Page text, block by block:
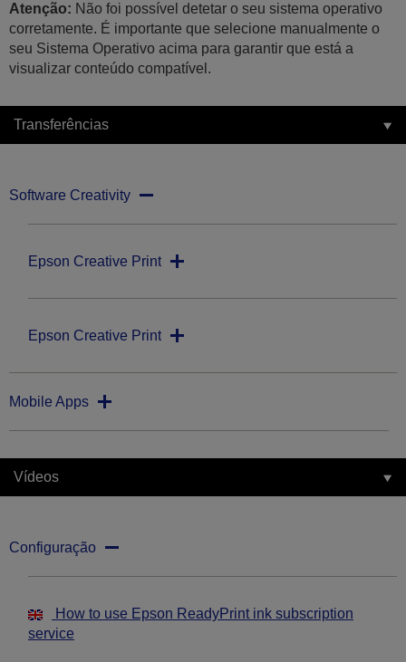
Atenção: Não foi possível detetar o seu sistema operativo
corretamente. É importante que selecione manualmente o
seu Sistema Operativo acima para garantir que está a
visualizar conteúdo compatível.
Transferências
Software Creativity
Epson Creative Print
Epson Creative Print
Mobile Apps
Vídeos
Configuração
How to use Epson ReadyPrint ink subscription
service